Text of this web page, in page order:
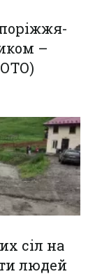
–
сіл на
людей